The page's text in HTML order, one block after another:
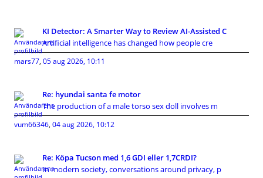
KI Detector: A Smarter Way to Review AI-Assisted C
Artificial intelligence has changed how people cre
mars77, 05 aug 2026, 10:11
Re: hyundai santa fe motor
The production of a male torso sex doll involves m
vum66346, 04 aug 2026, 10:12
Re: Köpa Tucson med 1,6 GDI eller 1,7CRDI?
In modern society, conversations around privacy, p